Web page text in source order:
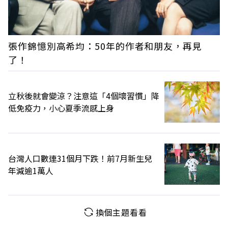
張作錦憶別高希均：50年的作者和朋友，再見
了！
立秋後就會變涼？注意這「4個壞習慣」降
低免疫力，小心夏季流感上身
台灣人口數連31個月下跌！前7月新生兒
年減逾1萬人
換個主題看看